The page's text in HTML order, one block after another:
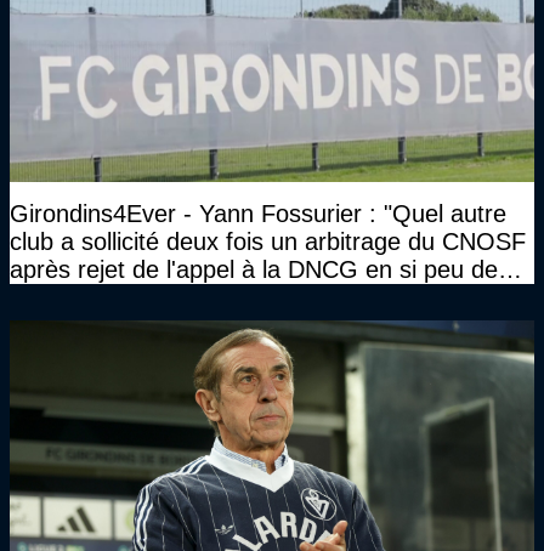
Girondins4Ever - Yann Fossurier : "Quel autre
club a sollicité deux fois un arbitrage du CNOSF
après rejet de l'appel à la DNCG en si peu de